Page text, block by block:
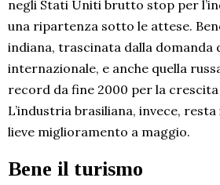
negli Stati Uniti brutto stop per
una ripartenza sotto le attese.
indiana, trascinata dalla domanda
internazionale, e anche quella
record da fine 2000 per la crescita
L’industria brasiliana, invece,
lieve miglioramento a maggio.
Bene il turismo